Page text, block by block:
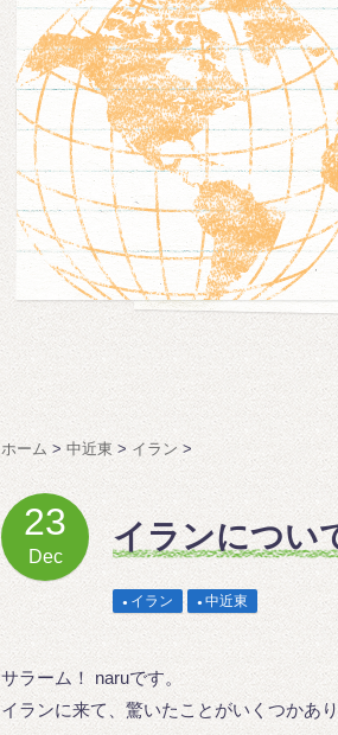
ホーム > 中近東 > イラン >
23
Dec
イランについ
イラン 中近東
サラーム！ naruです。
イランに来て、驚いたことがいくつかあ